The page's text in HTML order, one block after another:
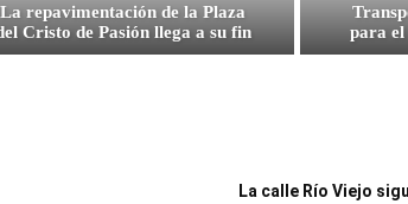
La repavimentación de la Plaza
Cristo de Pasión llega a su fin
para
La calle Río Viejo